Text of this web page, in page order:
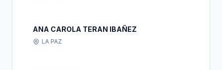
ANA CAROLA TERAN IBAÑEZ
LA PAZ